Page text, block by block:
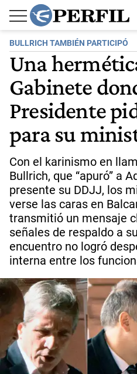
BULLRICH TAMBIÉN PARTICIPÓ
Una
Gabinete
Presidente
para su
Con el karinismo en
Bullrich, que “apuró” a
presente su DDJJ, los
verse las caras en
transmitió un mensaje
señales de respaldo a
encuentro no logró
interna entre los